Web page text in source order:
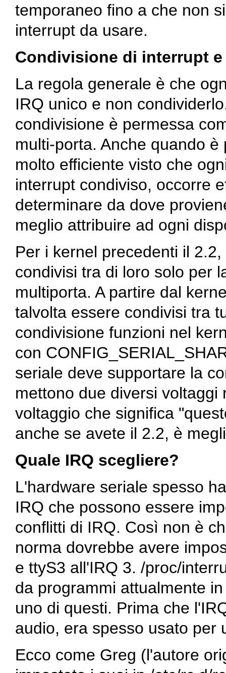
temporaneo fino a che non
interrupt da usare.
Condivisione di interrupt e
La regola generale è che
IRQ unico e non
condivisione è permessa
multi-porta. Anche quando
molto efficiente visto che
interrupt condiviso, occorre
determinare da dove
meglio attribuire ad ogni
Per i kernel precedenti il
condivisi tra di loro solo per
multiporta. A partire dal
talvolta essere condivisi tra
condivisione funzioni nel
con
seriale deve supportare la
mettono due diversi
voltaggio che significa
anche se avete il 2.2, è
Quale IRQ scegliere?
L'hardware seriale spesso
IRQ che possono essere
conflitti di IRQ. Così non è
norma dovrebbe avere
e ttyS3 all'IRQ 3. /proc/
da programmi attualmente
uno di questi. Prima che
audio, era spesso usato per
Ecco come Greg (l'autore